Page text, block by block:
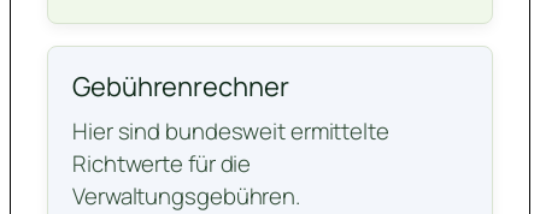
Gebührenrechner
Hier sind bundesweit ermittelte
Richtwerte für die
Verwaltungsgebühren.